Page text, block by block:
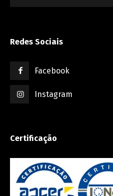
Redes Sociais
Facebook
Instagram
Certificação